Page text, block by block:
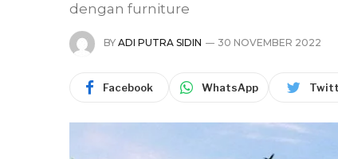
dengan furniture
BY ADI PUTRA SIDIN 30 NOVEMBER 2022
Facebook WhatsApp